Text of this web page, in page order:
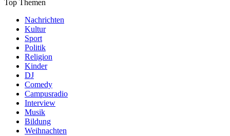
Top Themen
Nachrichten
Kultur
Sport
Politik
Religion
Kinder
DJ
Comedy
Campusradio
Interview
Musik
Bildung
Weihnachten